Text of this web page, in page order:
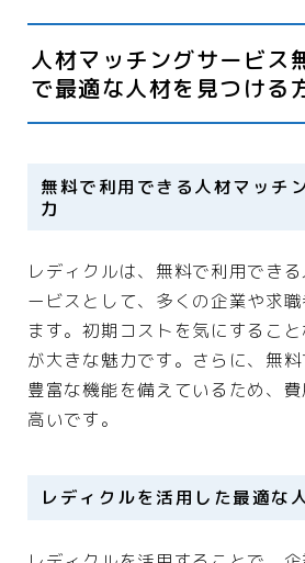
運営者情報
利用規約／特定商取引法に基づく
人材マッチングサービス
で最適な人材を見つける
無料で利用できる人材マッチ
力
レディクルは、無料で利用でき
ービスとして、多くの企業や求
ます。初期コストを気にするこ
が大きな魅力です。さらに、無料
豊富な機能を備えているため、
高いです。
レディクルを活用した最適な